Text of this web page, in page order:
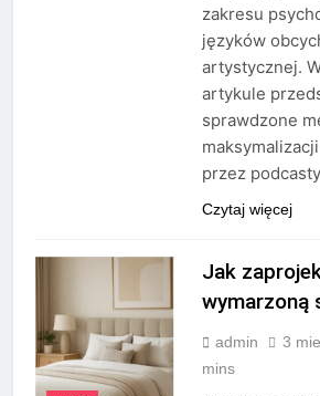
zakresu
języków
artystycznej.
artykule
sprawdzone
przez
Czytaj więcej
Jak
wymarzoną
admin 3
mins